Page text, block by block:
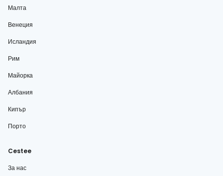
Малта
Венеция
Исландия
Рим
Майорка
Албания
Кипър
Порто
Cestee
За нас